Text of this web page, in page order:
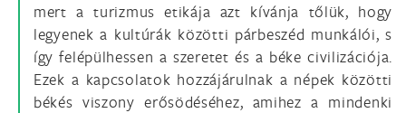
mert a turizmus etikája azt kívánja tőlük, hogy
legyenek a kultúrák közötti párbeszéd munkálói, s
így felépülhessen a szeretet és a béke civilizációja.
Ezek a kapcsolatok hozzájárulnak a népek közötti
békés viszony erősödéséhez, amihez a mindenki